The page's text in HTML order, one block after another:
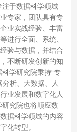
于数据科学领域
专家，团队具有专
业实战经验、丰富
进行全面、系统、
验与数据，并结合
不断研发创新的知
学研究院秉持“专
析、大数据、人
业发展和数字化人
究院也将顺应数
据科学领域的内容
化转型。